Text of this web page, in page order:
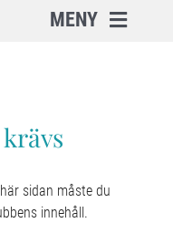
MENY
sidan måste du
innehåll.